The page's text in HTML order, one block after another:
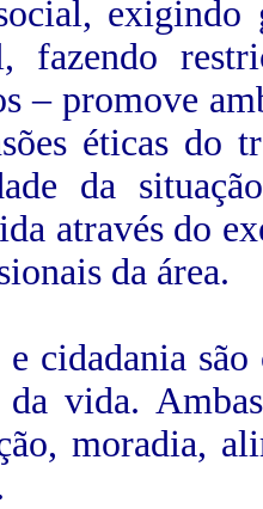
fazendo
– promove
éticas do
da
através do
da área.
e cidadania
vida.
moradia,